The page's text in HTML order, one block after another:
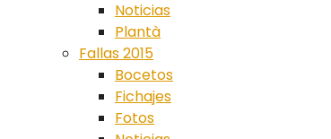
Noticias
Plantà
Fallas 2015
Bocetos
Fichajes
Fotos